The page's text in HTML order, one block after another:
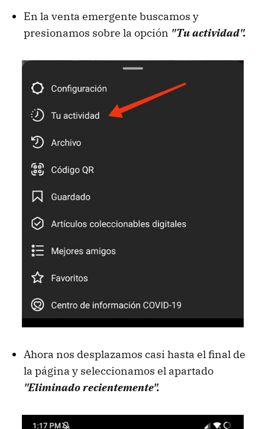
En la venta emergente buscamos y
presionamos sobre la opción "Tu actividad".
Ahora nos desplazamos casi hasta el final de
la página y seleccionamos el apartado
"Eliminado recientemente".